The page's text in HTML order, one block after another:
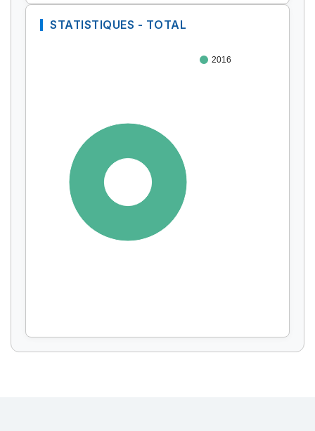
Affichage par
STATISTIQUES - TOTAL
2016